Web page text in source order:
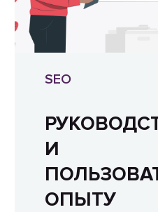
SEO
И
ОПЫТУ